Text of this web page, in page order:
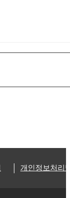
개인정보처리